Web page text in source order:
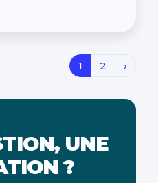
1 2 ›
UNE
?